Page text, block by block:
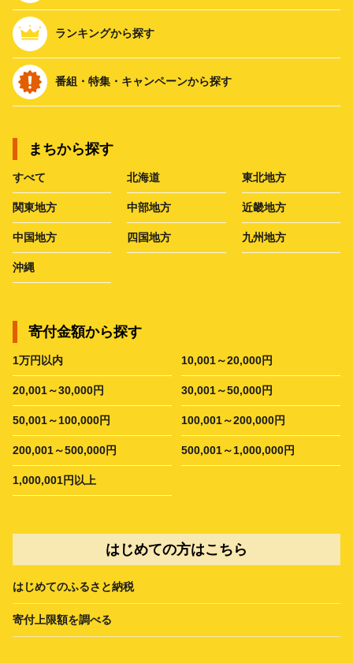
ランキングから探す
番組・特集・キャンペーンから探す
まちから探す
すべて 北海道 東北地方
関東地方 中部地方 近畿地方
中国地方 四国地方 九州地方
沖縄
寄付金額から探す
1万円以内 10,001～20,000円
20,001～30,000円 30,001～50,000円
50,001～100,000円 100,001～200,000円
200,001～500,000円 500,001～1,000,000円
1,000,001円以上
はじめての方はこちら
はじめてのふるさと納税
寄付上限額を調べる